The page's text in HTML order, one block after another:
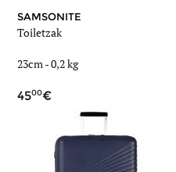
SAMSONITE
Toiletzak
23cm -0,2 kg
4500